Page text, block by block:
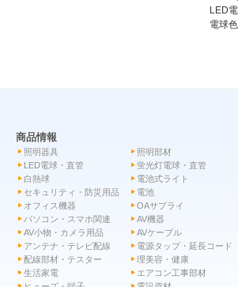
LED
電球
商品情報
照明器具
照明部材
LED電球・直管
蛍光灯電球・直管
白熱球
電池式ライト
セキュリティ・防災用品
電池
オフィス機器
OAサプライ
パソコン・スマホ関連
AV機器
AV小物・カメラ用品
AVケーブル
アンテナ・テレビ配線
電源タップ・延長コード
配線部材・テスター
理美容・健康
生活家電
エアコン工事部材